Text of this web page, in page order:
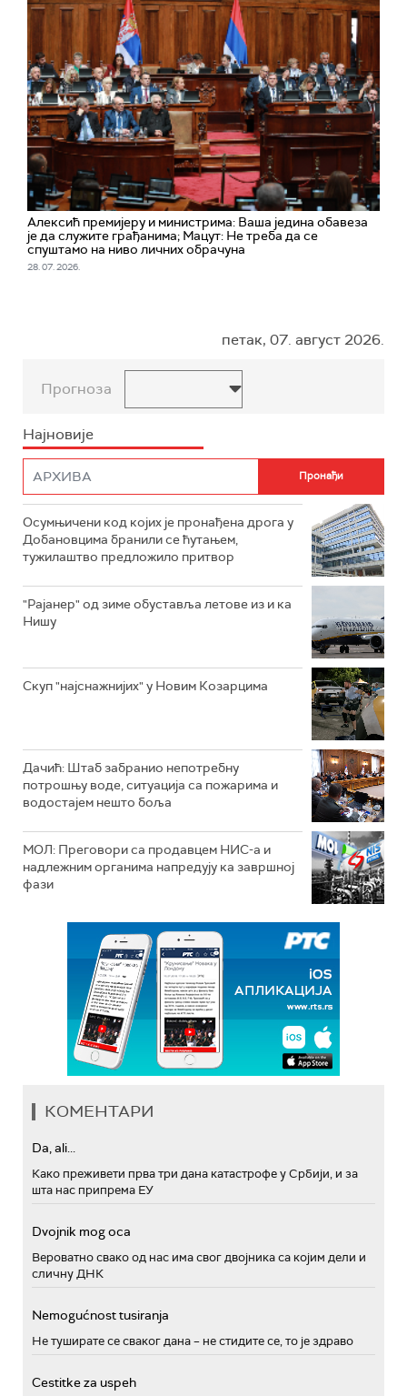
Алексић премијеру и министрима: Ваша једина обавеза
је да служите грађанима; Мацут: Не треба да се
спуштамо на ниво личних обрачуна
28. 07. 2026.
петак, 07. август 2026.
Прогноза
Најновије
Осумњичени код којих је пронађена дрога у
Добановцима бранили се ћутањем,
тужилаштво предложило притвор
"Рајанер" од зиме обуставља летове из и ка
Нишу
Скуп "најснажнијих" у Новим Козарцима
Дачић: Штаб забранио непотребну
потрошњу воде, ситуација са пожарима и
водостајем нешто боља
МОЛ: Преговори са продавцем НИС-а и
надлежним органима напредују ка завршној
фази
КОМЕНТАРИ
Da, ali...
Како преживети прва три дана катастрофе у Србији, и за
шта нас припрема ЕУ
Dvojnik mog oca
Вероватно свако од нас има свог двојника са којим дели и
сличну ДНК
Nemogućnost tusiranja
Не туширате се сваког дана – не стидите се, то је здраво
Cestitke za uspeh